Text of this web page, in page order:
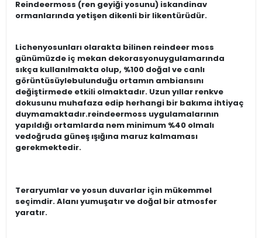
Reindeermoss (ren geyiği yosunu) iskandinav
ormanlarında yetişen dikenli bir likentürüdür.
Lichenyosunları olarakta bilinen reindeer moss
günümüzde iç mekan dekorasyonuygulamarında
sıkça kullanılmakta olup, %100 doğal ve canlı
görüntüsüylebulunduğu ortamın ambiansını
değiştirmede etkili olmaktadır. Uzun yıllar renkve
dokusunu muhafaza edip herhangi bir bakıma ihtiyaç
duymamaktadır.reindeermoss uygulamalarının
yapıldığı ortamlarda nem minimum %40 olmalı
vedoğruda güneş ışığına maruz kalmaması
gerekmektedir.
Teraryumlar ve yosun duvarlar için mükemmel
seçimdir. Alanı yumuşatır ve doğal bir atmosfer
yaratır.